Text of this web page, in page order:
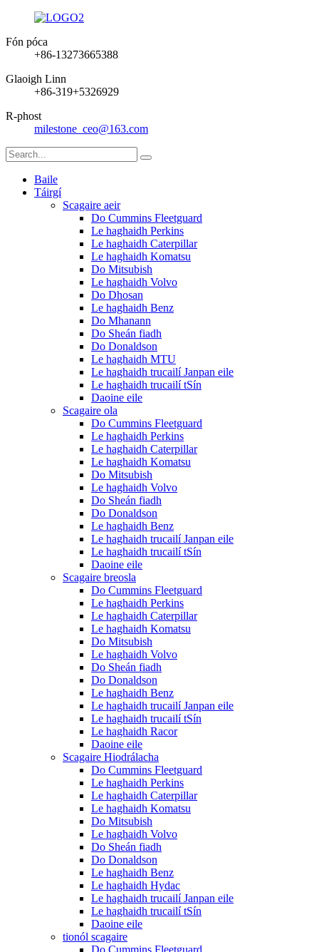
Fón póca
+86-13273665388
Glaoigh Linn
+86-319+5326929
R-phost
milestone_ceo@163.com
Baile
Táirgí
Scagaire aeir
Do Cummins Fleetguard
Le haghaidh Perkins
Le haghaidh Caterpillar
Le haghaidh Komatsu
Do Mitsubish
Le haghaidh Volvo
Do Dhosan
Le haghaidh Benz
Do Mhanann
Do Sheán fiadh
Do Donaldson
Le haghaidh MTU
Le haghaidh trucailí Janpan eile
Le haghaidh trucailí tSín
Daoine eile
Scagaire ola
Do Cummins Fleetguard
Le haghaidh Perkins
Le haghaidh Caterpillar
Le haghaidh Komatsu
Do Mitsubish
Le haghaidh Volvo
Do Sheán fiadh
Do Donaldson
Le haghaidh Benz
Le haghaidh trucailí Janpan eile
Le haghaidh trucailí tSín
Daoine eile
Scagaire breosla
Do Cummins Fleetguard
Le haghaidh Perkins
Le haghaidh Caterpillar
Le haghaidh Komatsu
Do Mitsubish
Le haghaidh Volvo
Do Sheán fiadh
Do Donaldson
Le haghaidh Benz
Le haghaidh trucailí Janpan eile
Le haghaidh trucailí tSín
Le haghaidh Racor
Daoine eile
Scagaire Hiodrálacha
Do Cummins Fleetguard
Le haghaidh Perkins
Le haghaidh Caterpillar
Le haghaidh Komatsu
Do Mitsubish
Le haghaidh Volvo
Do Sheán fiadh
Do Donaldson
Le haghaidh Benz
Le haghaidh Hydac
Le haghaidh trucailí Janpan eile
Le haghaidh trucailí tSín
Daoine eile
tionól scagaire
Do Cummins Fleetguard